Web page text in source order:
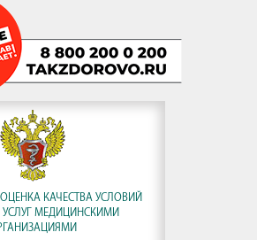
КАЧЕСТВА УСЛОВИЙ
МЕДИЦИНСКИМИ